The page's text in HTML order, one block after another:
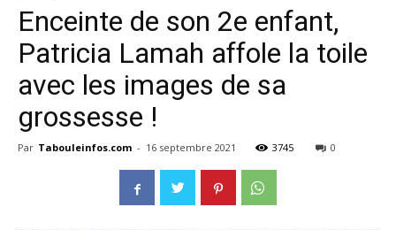
Enceinte de son 2e enfant,
Patricia Lamah affole la toile
avec les images de sa
grossesse !
Par Tabouleinfos.com - 16 septembre 2021 3745 0